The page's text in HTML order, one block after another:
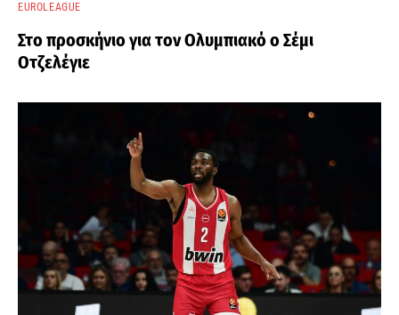
EUROLEAGUE
Στο προσκήνιο για τον Ολυμπιακό ο Σέμι
Οτζελέγιε